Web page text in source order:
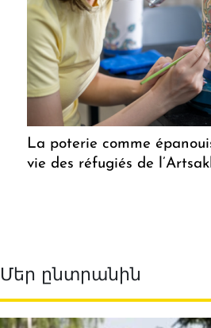
La poterie comme
vie des réfugiés de
Մեր ընտրանին